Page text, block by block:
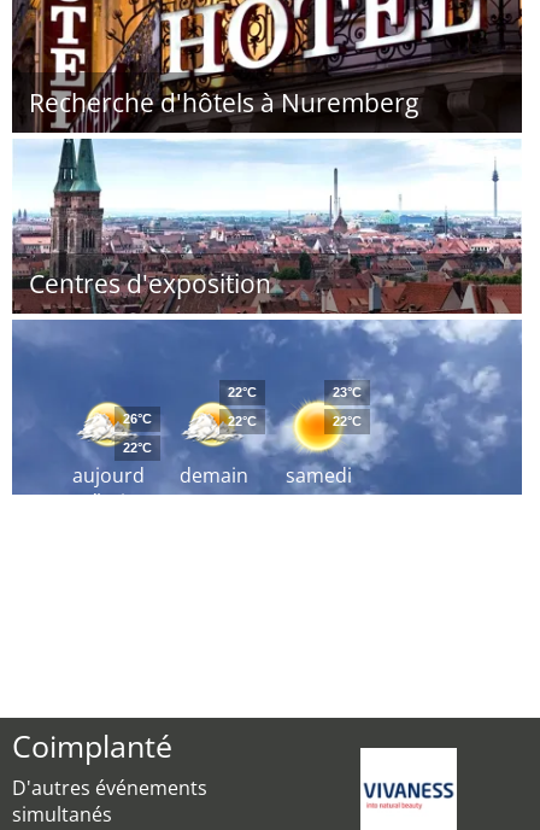
Recherche d'hôtels à Nuremberg
Centres d'exposition
aujourd
´hui
26°C
22°C
demain
22°C
22°C
samedi
23°C
22°C
Coimplanté
D'autres événements
simultanés